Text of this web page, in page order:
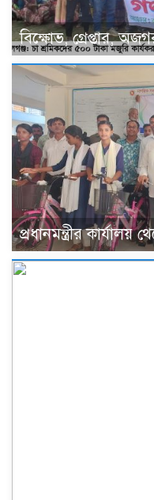
বিক্ষোভ, গ্রেপ্তার,
প্রধানমন্ত্রীর কার্যালয়